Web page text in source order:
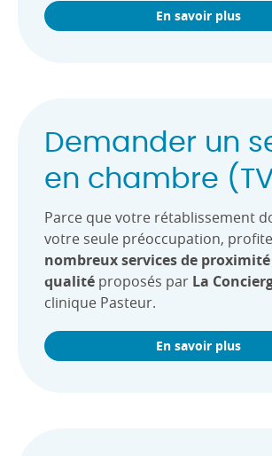
En savoir plus
Demander un
en chambre
Parce que votre rétablissement
votre seule préoccupation,
nombreux services de
qualité proposés par La
clinique Pasteur.
En savoir plus